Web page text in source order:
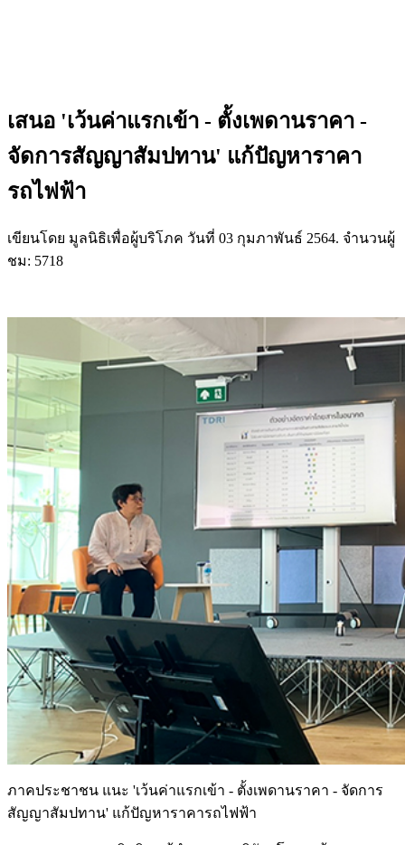
เสนอ 'เว้นค่าแรกเข้า - ตั้งเพดานราคา -
จัดการสัญญาสัมปทาน' แก้ปัญหาราคา
รถไฟฟ้า
เขียนโดย มูลนิธิเพื่อผู้บริโภค วันที่ 03 กุมภาพันธ์ 2564. จำนวนผู้
ชม: 5718
ภาคประชาชน แนะ 'เว้นค่าแรกเข้า - ตั้งเพดานราคา - จัดการ
สัญญาสัมปทาน' แก้ปัญหาราคารถไฟฟ้า